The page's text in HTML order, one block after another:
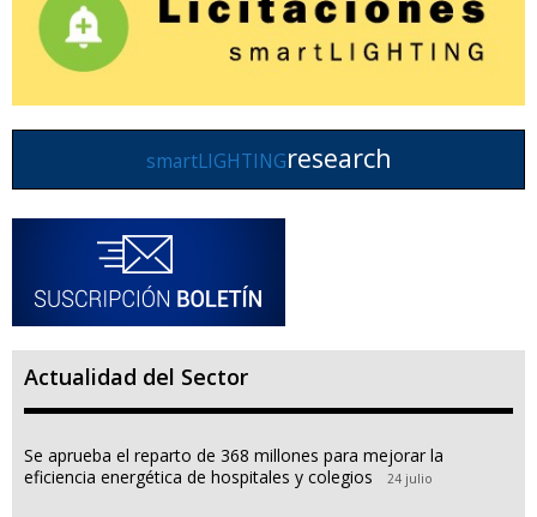
smartLIGHTINGresearch
Actualidad del Sector
Se aprueba el reparto de 368 millones para mejorar la
eficiencia energética de hospitales y colegios
24 julio